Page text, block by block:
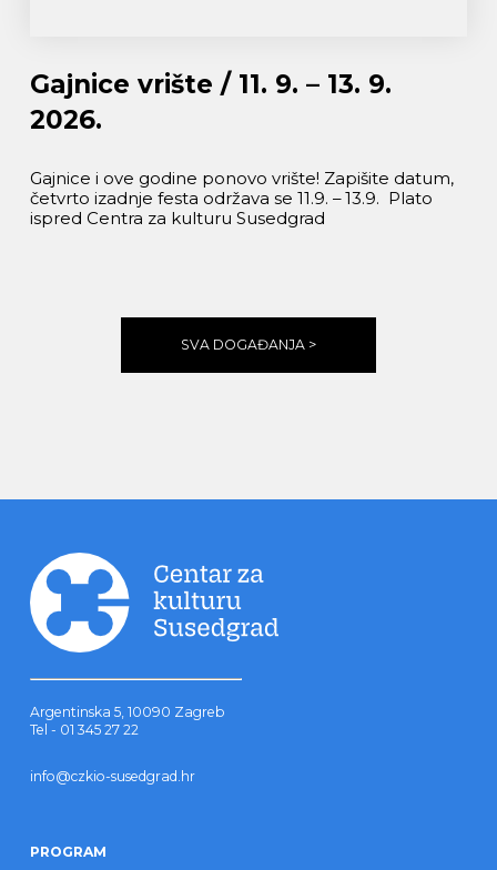
Gajnice vrište / 11. 9. – 13. 9.
2026.
Gajnice i ove godine ponovo vrište! Zapišite datum,
četvrto izadnje festa održava se 11.9. – 13.9. Plato
ispred Centra za kulturu Susedgrad
SVA DOGAĐANJA >
Argentinska 5, 10090 Zagreb
Tel - 01 345 27 22
info@czkio-susedgrad.hr
PROGRAM